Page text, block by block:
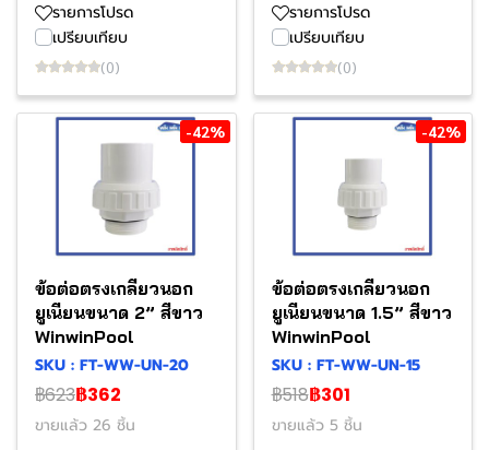
รายการโปรด
เปรียบเทียบ
(0)
รายการโปรด
เปรียบเทียบ
(0)
-42%
ข้อต่อตรงเกลียวนอก
ยูเนียนขนาด 2” สีขาว
WinwinPool
SKU : FT-WW-UN-20
฿623฿362
ขายแล้ว 26 ชิ้น
-42%
ข้อต่อตรงเกลียวนอก
ยูเนียนขนาด 1.5” สีขาว
WinwinPool
SKU : FT-WW-UN-15
฿518฿301
ขายแล้ว 5 ชิ้น